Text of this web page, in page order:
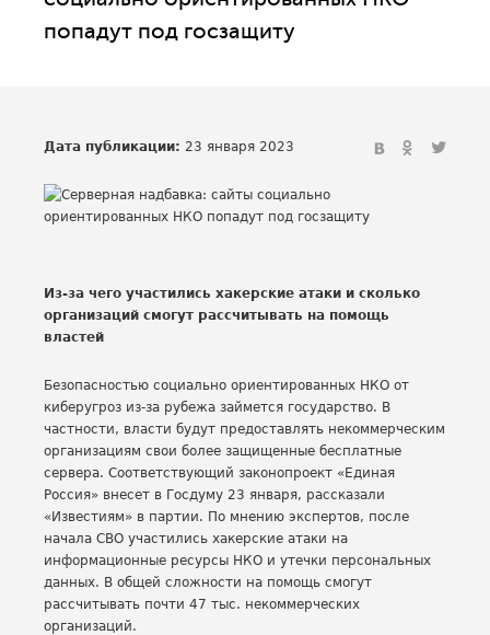
попадут под госзащиту
Дата публикации: 23 января 2023
Из-за чего участились хакерские атаки и сколько
организаций смогут рассчитывать на помощь
властей
Безопасностью социально ориентированных НКО от
киберугроз из-за рубежа займется государство. В
частности, власти будут предоставлять некоммерческим
организациям свои более защищенные бесплатные
сервера. Соответствующий законопроект «Единая
Россия» внесет в Госдуму 23 января, рассказали
«Известиям» в партии. По мнению экспертов, после
начала СВО участились хакерские атаки на
информационные ресурсы НКО и утечки персональных
данных. В общей сложности на помощь смогут
рассчитывать почти 47 тыс. некоммерческих
организаций.